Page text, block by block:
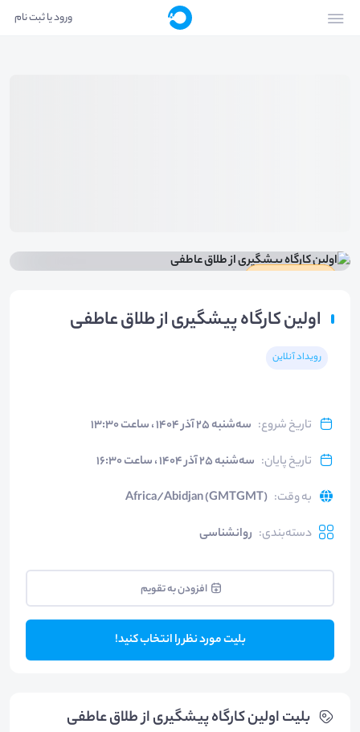
ورود یا ثبت نام
اولین کارگاه پیشگیری از طلاق عاطفی
رویداد آنلاین
تاریخ شروع: سه‌شنبه ۲۵ آذر ۱۴۰۴ ، ساعت ۱۳:۳۰
تاریخ پایان: سه‌شنبه ۲۵ آذر ۱۴۰۴ ، ساعت ۱۶:۳۰
به وقت:
Africa/Abidjan (GMTGMT)
دسته‌بندی: روانشناسی
افزودن به تقویم
بلیت مورد نظر را انتخاب کنید!
بلیت‌ اولین کارگاه پیشگیری از طلاق عاطفی